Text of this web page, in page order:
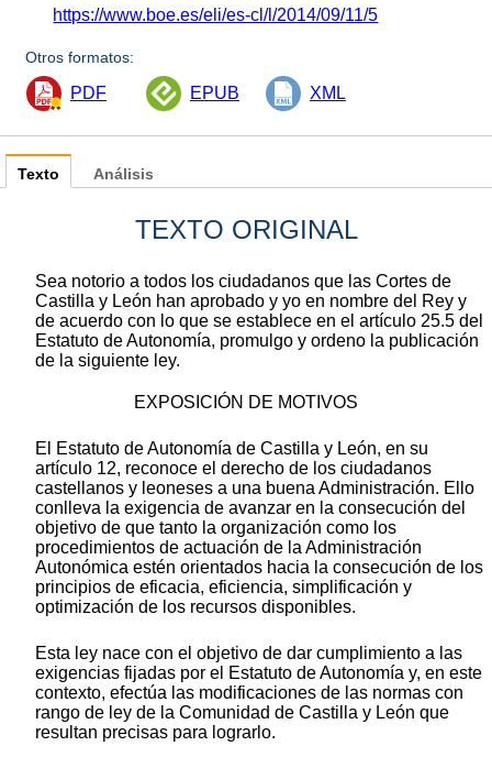
https://www.boe.es/eli/es-cl/l/2014/09/11/5
Otros formatos:
PDF EPUB XML
Texto
TEXTO ORIGINAL
Sea notorio a todos los ciudadanos que las Cortes de
Castilla y León han aprobado y yo en nombre del Rey y
de acuerdo con lo que se establece en el artículo 25.5 del
Estatuto de Autonomía, promulgo y ordeno la publicación
de la siguiente ley.
EXPOSICIÓN DE MOTIVOS
El Estatuto de Autonomía de Castilla y León, en su
artículo 12, reconoce el derecho de los ciudadanos
castellanos y leoneses a una buena Administración. Ello
conlleva la exigencia de avanzar en la consecución del
objetivo de que tanto la organización como los
procedimientos de actuación de la Administración
Autonómica estén orientados hacia la consecución de los
principios de eficacia, eficiencia, simplificación y
optimización de los recursos disponibles.
Esta ley nace con el objetivo de dar cumplimiento a las
exigencias fijadas por el Estatuto de Autonomía y, en este
contexto, efectúa las modificaciones de las normas con
rango de ley de la Comunidad de Castilla y León que
resultan precisas para lograrlo.
Análisis